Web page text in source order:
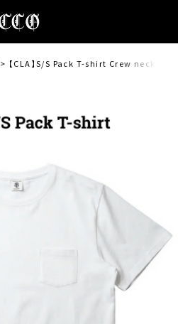
【CLA】S/S Pack T-shirt Crew neck ６oz